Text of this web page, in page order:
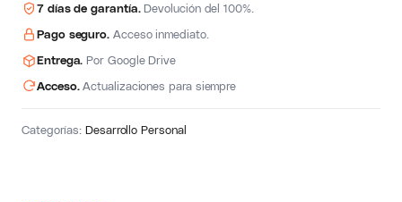
7 días de garantía.Devolución del 100%.
Pago seguro. Acceso inmediato.
Entrega. Por Google Drive
Acceso.Actualizaciones para siempre
Categorías:Desarrollo Personal